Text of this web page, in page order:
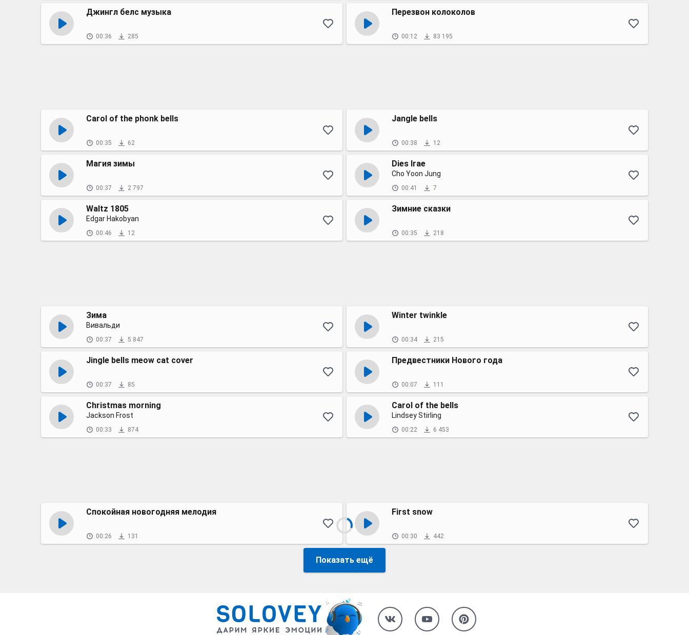
Джингл белс музыка
00:36 285
Перезвон колоколов
00:12 83 195
Carol of the phonk bells
00:35 62
Jangle bells
00:38 12
Магия зимы
00:37 2 797
Dies Irae
Cho Yoon Jung
00:41 7
Waltz 1805
Edgar Hakobyan
00:46 12
Зимние сказки
00:35 218
Зима
Вивальди
00:37 5 847
Winter twinkle
00:34 215
Jingle bells meow cat cover
00:37 85
Предвестники Нового года
00:07 111
Christmas morning
Jackson Frost
00:33 874
Carol of the bells
Lindsey Stirling
00:22 6 453
Спокойная новогодняя мелодия
00:26 131
First snow
00:30 442
Показать ещё